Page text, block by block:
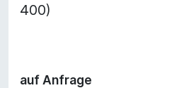
400)
auf Anfrage